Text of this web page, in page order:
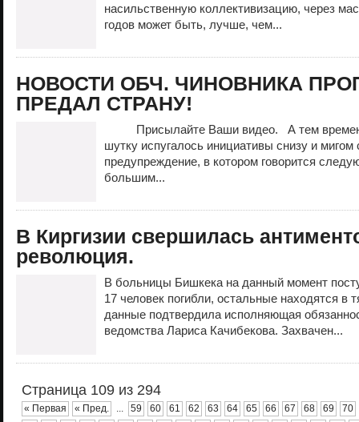
насильственную коллективизацию, через
годов может быть, лучше, чем...
НОВОСТИ ОБЧ. ЧИНОВНИКА
ПРЕДАЛ СТРАНУ!
Присылайте Ваши видео. А тем
шутку испугалось инициативы снизу и мигом
предупреждение, в котором говорится
большим...
В Киргизии свершилась
революция.
В больницы Бишкека на данный момент
17 человек погибли, остальные находятся в
данные подтвердила исполняющая
ведомства Лариса Качибекова. Захвачен...
Страница 109 из 294
« Первая « Пред. ... 59 60 61 62 63 64 65 66 67 68 69
70